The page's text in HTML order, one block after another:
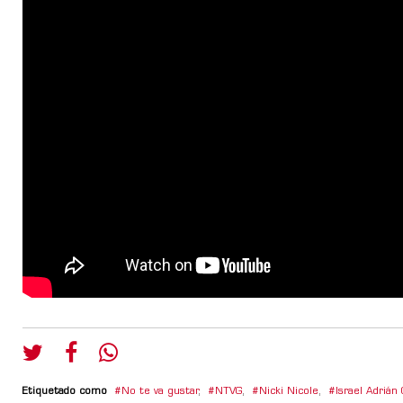
Etiquetado como No te va gustar, NTVG, Nicki Nicole, Israel Adrián